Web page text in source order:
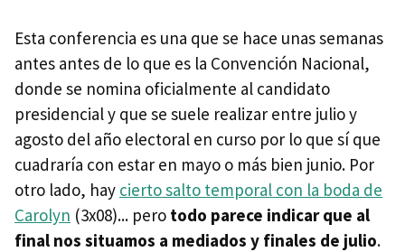
Esta conferencia es una que se hace unas semanas
antes antes de lo que es la Convención Nacional,
donde se nomina oficialmente al candidato
presidencial y que se suele realizar entre julio y
agosto del año electoral en curso por lo que sí que
cuadraría con estar en mayo o más bien junio. Por
otro lado, hay cierto salto temporal con la boda de
Carolyn (3x08)... pero todo parece indicar que al
final nos situamos a mediados y finales de julio.